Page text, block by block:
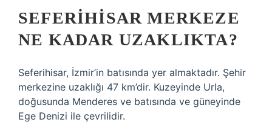
SEFERIHISAR MERKEZE
NE KADAR UZAKLIKTA?
Seferihisar, İzmir’in batısında yer almaktadır. Şehir
merkezine uzaklığı 47 km’dir. Kuzeyinde Urla,
doğusunda Menderes ve batısında ve güneyinde
Ege Denizi ile çevrilidir.